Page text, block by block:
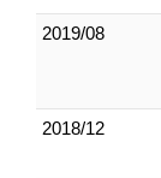
2019/08
2018/12